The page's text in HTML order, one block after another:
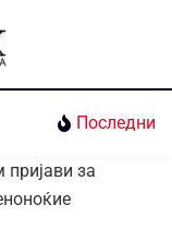
Последни